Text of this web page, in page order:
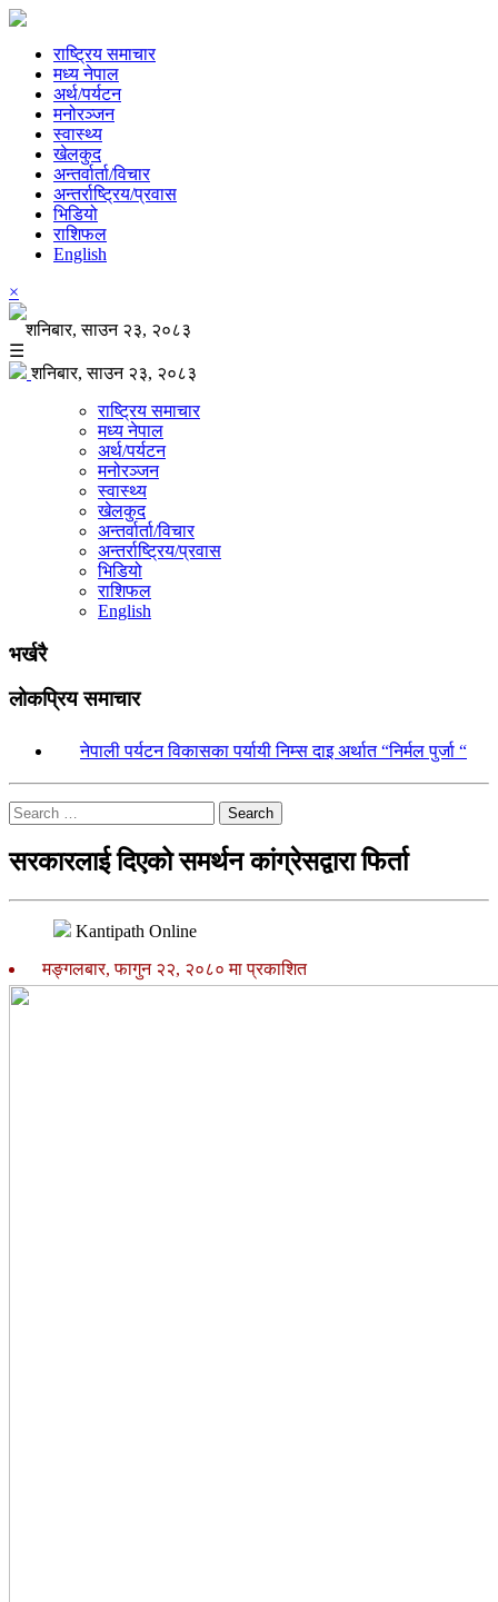
राष्ट्रिय समाचार
मध्य नेपाल
अर्थ/पर्यटन
मनोरञ्जन
स्वास्थ्य
खेलकुद
अन्तर्वार्ता/विचार
अन्तर्राष्ट्रिय/प्रवास
भिडियो
राशिफल
English
×
शनिबार, साउन २३, २०८३
☰
शनिबार, साउन २३, २०८३
राष्ट्रिय समाचार
मध्य नेपाल
अर्थ/पर्यटन
मनोरञ्जन
स्वास्थ्य
खेलकुद
अन्तर्वार्ता/विचार
अन्तर्राष्ट्रिय/प्रवास
भिडियो
राशिफल
English
भर्खरै
लोकप्रिय समाचार
नेपाली पर्यटन विकासका पर्यायी निम्स दाइ अर्थात “निर्मल पुर्जा “
Search
सरकारलाई दिएको समर्थन कांग्रेसद्वारा फिर्ता
Kantipath Online
मङ्गलबार, फागुन २२, २०८० मा प्रकाशित